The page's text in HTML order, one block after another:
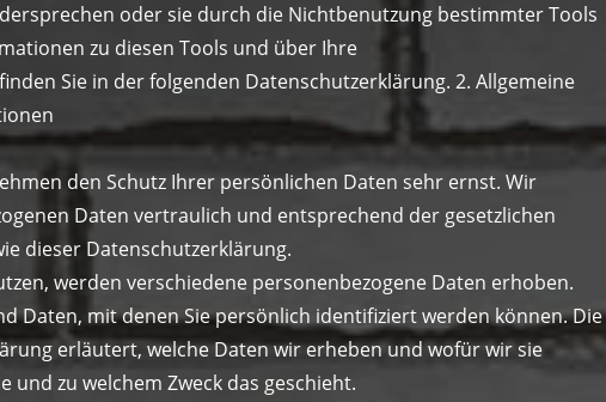
oder sie durch die Nichtbenutzung bestimmter Tools
zu diesen Tools und über Ihre
Sie in der folgenden Datenschutzerklärung. 2. Allgemeine
den Schutz Ihrer persönlichen Daten sehr ernst. Wir
Daten vertraulich und entsprechend der gesetzlichen
dieser Datenschutzerklärung.
werden verschiedene personenbezogene Daten erhoben.
Daten, mit denen Sie persönlich identifiziert werden können. Die
erläutert, welche Daten wir erheben und wofür wir sie
und zu welchem Zweck das geschieht.